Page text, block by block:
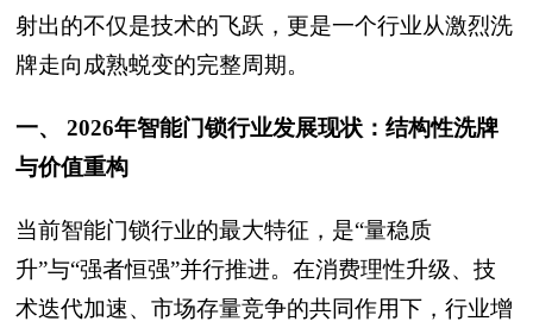
射出的不仅是技术的飞跃，更是一个行业从激烈洗
牌走向成熟蜕变的完整周期。
一、 2026年智能门锁行业发展现状：结构性洗牌
与价值重构
当前智能门锁行业的最大特征，是“量稳质
升”与“强者恒强”并行推进。在消费理性升级、技
术迭代加速、市场存量竞争的共同作用下，行业增